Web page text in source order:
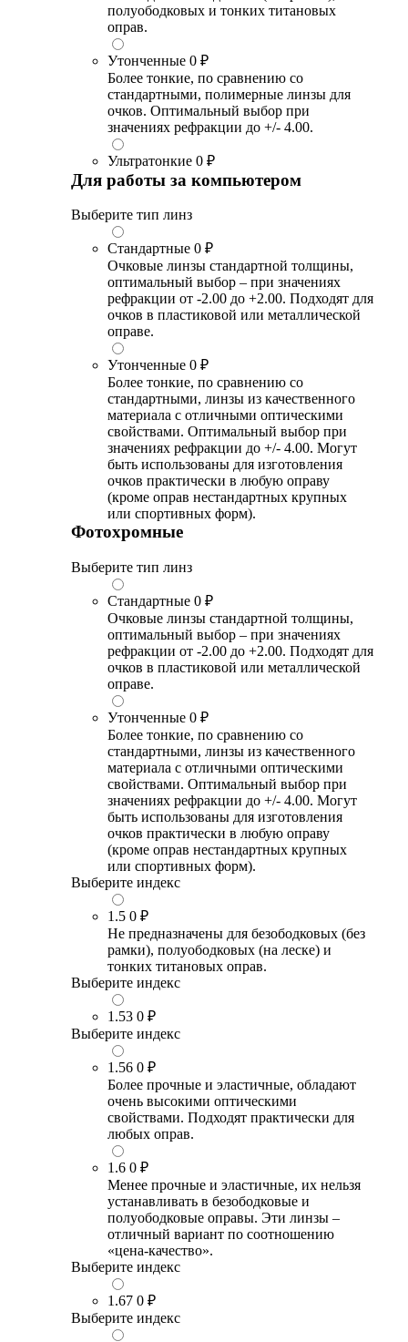
полуободковых и тонких титановых
оправ.
Утонченные 0 ₽
Более тонкие, по сравнению со
стандартными, полимерные линзы для
очков. Оптимальный выбор при
значениях рефракции до +/- 4.00.
Ультратонкие 0 ₽
Для работы за компьютером
Выберите тип линз
Стандартные 0 ₽
Очковые линзы стандартной толщины,
оптимальный выбор – при значениях
рефракции от -2.00 до +2.00. Подходят для
очков в пластиковой или металлической
оправе.
Утонченные 0 ₽
Более тонкие, по сравнению со
стандартными, линзы из качественного
материала с отличными оптическими
свойствами. Оптимальный выбор при
значениях рефракции до +/- 4.00. Могут
быть использованы для изготовления
очков практически в любую оправу
(кроме оправ нестандартных крупных
или спортивных форм).
Фотохромные
Выберите тип линз
Стандартные 0 ₽
Очковые линзы стандартной толщины,
оптимальный выбор – при значениях
рефракции от -2.00 до +2.00. Подходят для
очков в пластиковой или металлической
оправе.
Утонченные 0 ₽
Более тонкие, по сравнению со
стандартными, линзы из качественного
материала с отличными оптическими
свойствами. Оптимальный выбор при
значениях рефракции до +/- 4.00. Могут
быть использованы для изготовления
очков практически в любую оправу
(кроме оправ нестандартных крупных
или спортивных форм).
Выберите индекс
1.5 0 ₽
Не предназначены для безободковых (без
рамки), полуободковых (на леске) и
тонких титановых оправ.
Выберите индекс
1.53 0 ₽
Выберите индекс
1.56 0 ₽
Более прочные и эластичные, обладают
очень высокими оптическими
свойствами. Подходят практически для
любых оправ.
1.6 0 ₽
Менее прочные и эластичные, их нельзя
устанавливать в безободковые и
полуободковые оправы. Эти линзы –
отличный вариант по соотношению
«цена-качество».
Выберите индекс
1.67 0 ₽
Выберите индекс